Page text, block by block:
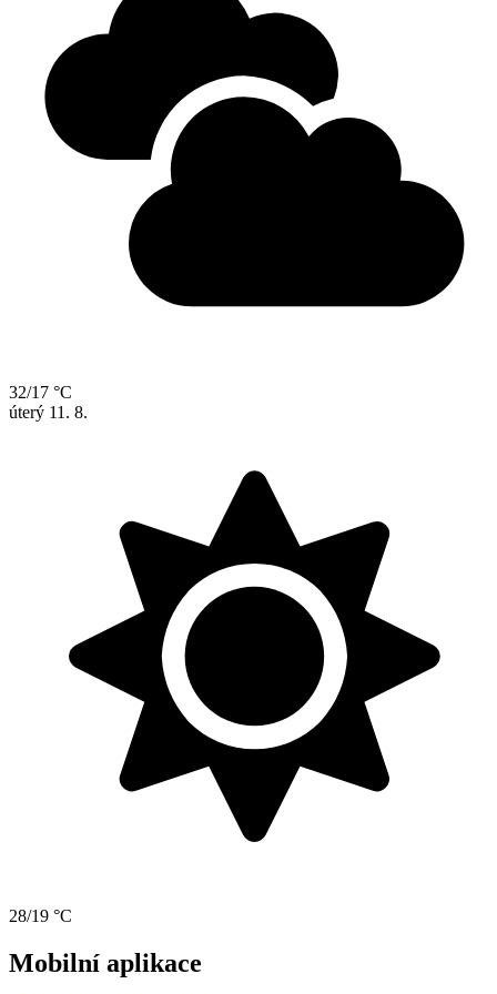
32/17 °C
úterý 11. 8.
28/19 °C
Mobilní aplikace